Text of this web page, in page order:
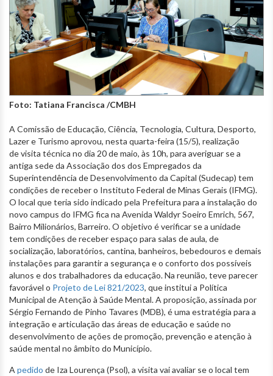
Foto: Tatiana Francisca /CMBH
A Comissão de Educação, Ciência, Tecnologia, Cultura, Desporto,
Lazer e Turismo aprovou, nesta quarta-feira (15/5), realização
de visita técnica no dia 20 de maio, às 10h, para averiguar se a
antiga sede da Associação dos dos Empregados da
Superintendência de Desenvolvimento da Capital (Sudecap) tem
condições de receber o Instituto Federal de Minas Gerais (IFMG).
O local que teria sido indicado pela Prefeitura para a instalação do
novo campus do IFMG fica na Avenida Waldyr Soeiro Emrich, 567,
Bairro Milionários, Barreiro. O objetivo é verificar se a unidade
tem condições de receber espaço para salas de aula, de
socialização, laboratórios, cantina, banheiros, bebedouros e demais
instalações para garantir a segurança e o conforto dos possíveis
alunos e dos trabalhadores da educação. Na reunião, teve parecer
favorável o Projeto de Lei 821/2023, que institui a Política
Municipal de Atenção à Saúde Mental. A proposição, assinada por
Sérgio Fernando de Pinho Tavares (MDB), é uma estratégia para a
integração e articulação das áreas de educação e saúde no
desenvolvimento de ações de promoção, prevenção e atenção à
saúde mental no âmbito do Município.
A pedido de Iza Lourença (Psol), a visita vai avaliar se o local tem